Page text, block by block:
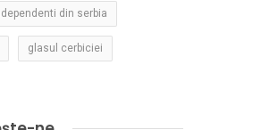
din serbia
glasul cerbiciei